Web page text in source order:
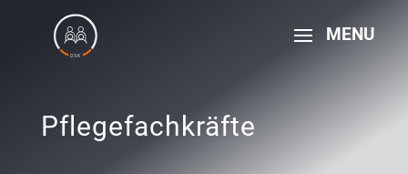
Pflegefachkräfte